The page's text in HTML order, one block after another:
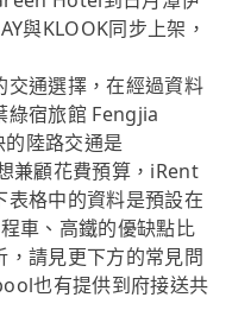
與KLOOK同步上架，
交通選擇，在經過資料
綠宿旅館 Fengjia
陸路交通是
兼顧花費預算，iRent
格中的資料是預設在
車、高鐵的優缺點比
請見更下方的常見問
也有提供到府接送共